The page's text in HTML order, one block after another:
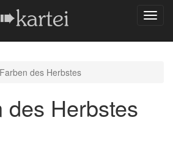
des Herbstes
des Herbstes